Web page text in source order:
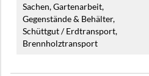
Sachen, Gartenarbeit,
Gegenstände & Behälter,
Schüttgut / Erdtransport,
Brennholztransport